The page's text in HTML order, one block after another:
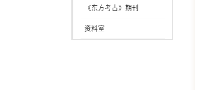
《东方考古》期刊
资料室